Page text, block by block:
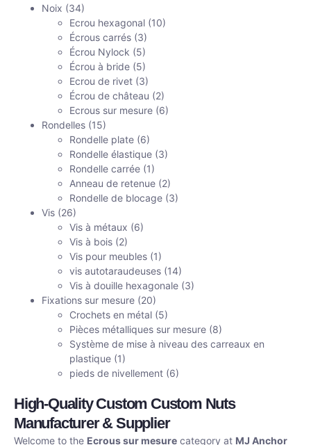
Noix (34)
Ecrou hexagonal (10)
Écrous carrés (3)
Écrou Nylock (5)
Écrou à bride (5)
Ecrou de rivet (3)
Écrou de château (2)
Ecrous sur mesure (6)
Rondelles (15)
Rondelle plate (6)
Rondelle élastique (3)
Rondelle carrée (1)
Anneau de retenue (2)
Rondelle de blocage (3)
Vis (26)
Vis à métaux (6)
Vis à bois (2)
Vis pour meubles (1)
vis autotaraudeuses (14)
Vis à douille hexagonale (3)
Fixations sur mesure (20)
Crochets en métal (5)
Pièces métalliques sur mesure (8)
Système de mise à niveau des carreaux en
plastique (1)
pieds de nivellement (6)
High-Quality Custom Custom Nuts
Manufacturer & Supplier
Welcome to the Ecrous sur mesure category at MJ Anchor